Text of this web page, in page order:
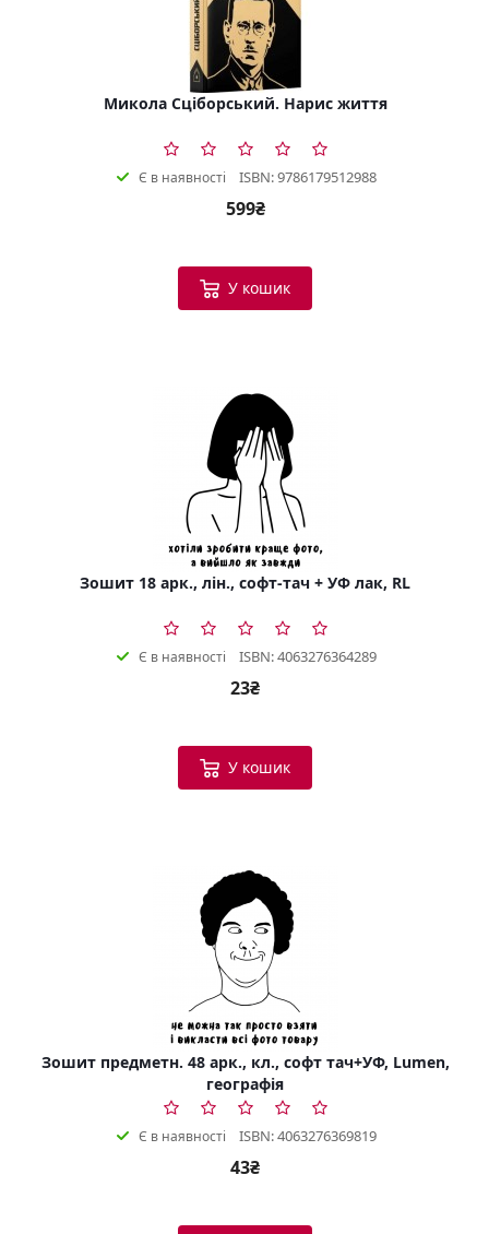
Микола Сціборський. Нарис життя
Є в наявності ISBN: 9786179512988
599₴
У кошик
Зошит 18 арк., лін., софт-тач + УФ лак, RL
Є в наявності ISBN: 4063276364289
23₴
У кошик
Зошит предметн. 48 арк., кл., софт тач+УФ, Lumen,
географія
Є в наявності ISBN: 4063276369819
43₴